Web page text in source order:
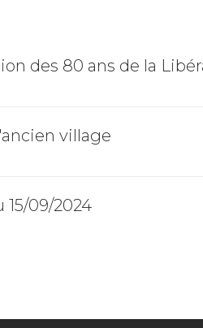
des 80 ans de la
village
09/2024